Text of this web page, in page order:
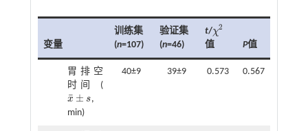
变量
训练集
(n=107)
验证集
(n=46)
t/χ2
χ2
值
P值
胃排空
时间 (
x
¯ ± s
x¯ ±s
,
min)
40±9 39±9 0.573 0.567